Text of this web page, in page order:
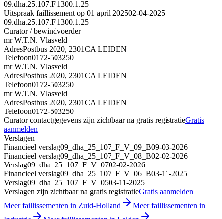
09.dha.25.107.F.1300.1.25
Uitspraak faillissement op 01 april 202502-04-2025
09.dha.25.107.F.1300.1.25
Curator / bewindvoerder
mr W.T.N. Vlasveld
AdresPostbus 2020, 2301CA LEIDEN
Telefoon0172-503250
mr W.T.N. Vlasveld
AdresPostbus 2020, 2301CA LEIDEN
Telefoon0172-503250
mr W.T.N. Vlasveld
AdresPostbus 2020, 2301CA LEIDEN
Telefoon0172-503250
Curator contactgegevens zijn zichtbaar na gratis registratieGratis
aanmelden
Verslagen
Financieel verslag09_dha_25_107_F_V_09_B09-03-2026
Financieel verslag09_dha_25_107_F_V_08_B02-02-2026
Verslag09_dha_25_107_F_V_0702-02-2026
Financieel verslag09_dha_25_107_F_V_06_B03-11-2025
Verslag09_dha_25_107_F_V_0503-11-2025
Verslagen zijn zichtbaar na gratis registratieGratis aanmelden
Meer faillissementen in Zuid-Holland
Meer faillissementen in